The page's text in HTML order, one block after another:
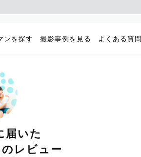
ンを探す 撮影事例を見る よくある質問
届いた
レビュー